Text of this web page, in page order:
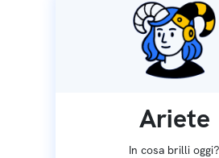
Ariete
In cosa brilli oggi?